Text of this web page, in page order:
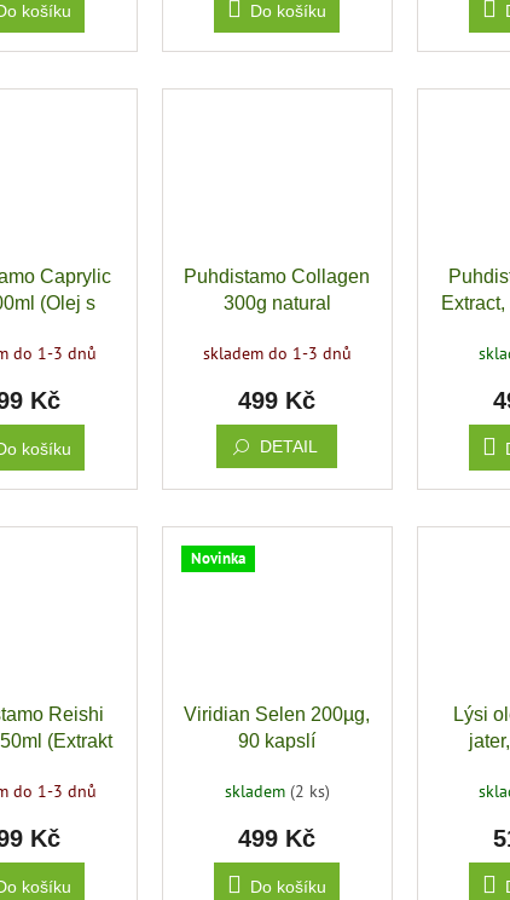
košíku Do košíku
Caprylic
(Olej s
do 1-3 dnů
Kč
košíku
Puhdistamo Collagen
300g natural
skladem do 1-3 dnů
499 Kč
DETAIL
Reishi
(Extrakt
do 1-3 dnů
Kč
košíku
Novinka
Viridian Selen 200µg,
90 kapslí
skladem (2 ks)
499 Kč
Do košíku
Lýsi